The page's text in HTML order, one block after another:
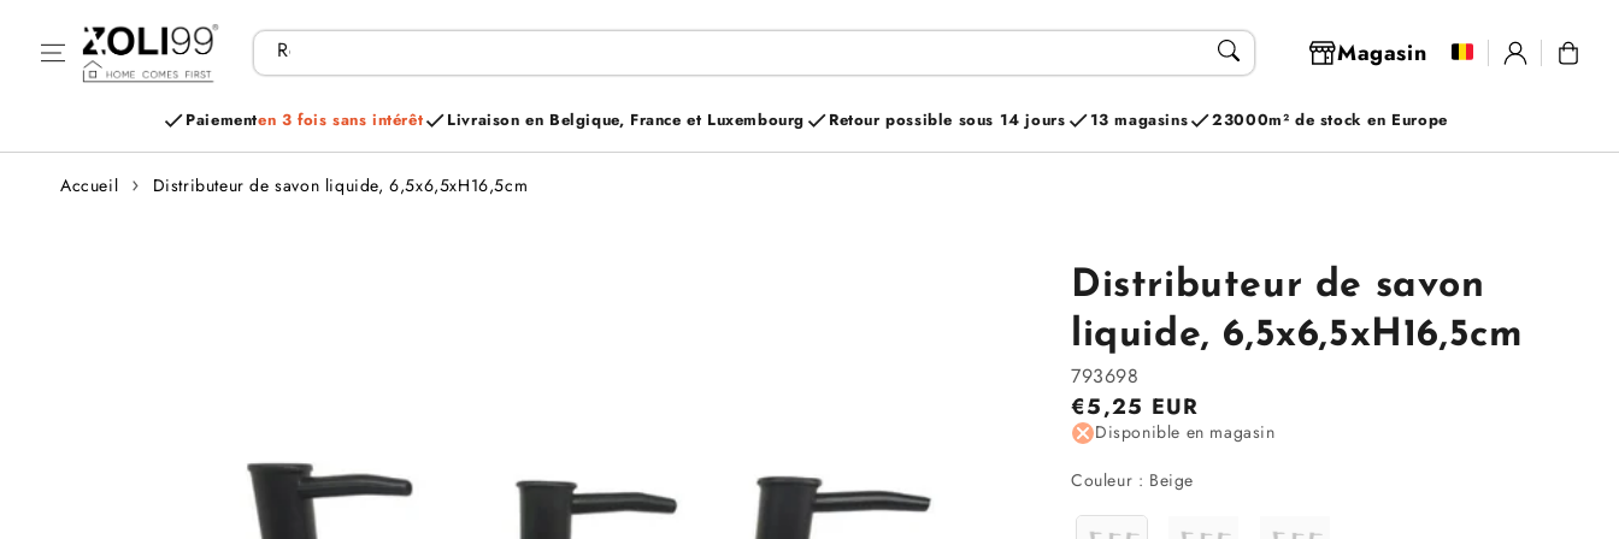
contenu
Recherchez vos articles... Magasin
Se
connecter
Panier
Paiementen 3 fois sans intérêt Livraison en Belgique, France et Luxembourg Retour possible sous 14 jours 13 magasins 23000m² de stock en Europe
Accueil Distributeur de savon liquide, 6,5x6,5xH16,5cm
Distributeur de savon
liquide, 6,5x6,5xH16,5cm
793698
Prix
régulier
€5,25 EUR
Disponible en magasin
Couleur : BeigeCouleur